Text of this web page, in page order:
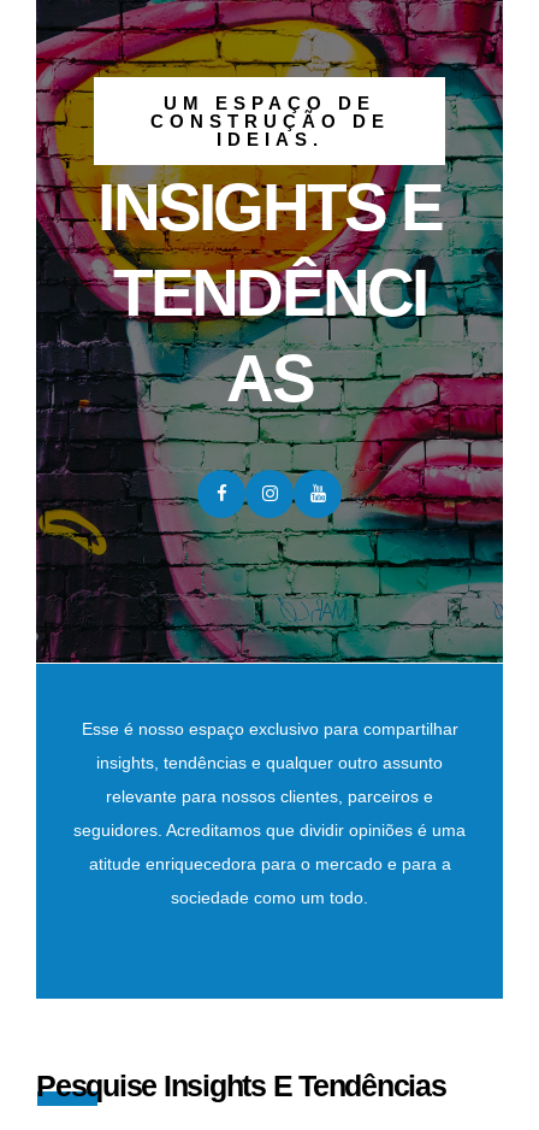
UM ESPAÇO DE
CONSTRUÇÃO DE
IDEIAS.
INSIGHTS E
TENDÊNCI
AS
Esse é nosso espaço exclusivo para compartilhar
insights, tendências e qualquer outro assunto
relevante para nossos clientes, parceiros e
seguidores. Acreditamos que dividir opiniões é uma
atitude enriquecedora para o mercado e para a
sociedade como um todo.
Pesquise Insights E Tendências